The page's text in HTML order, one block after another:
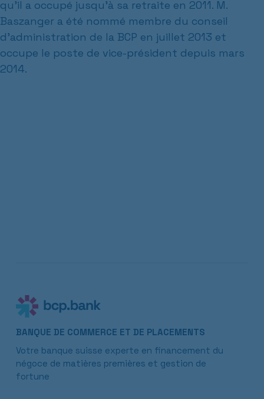
qu'il a occupé jusqu'à sa retraite en 2011. M.
Baszanger a été nommé membre du conseil
d'administration de la BCP en juillet 2013 et
occupe le poste de vice-président depuis mars
2014.
BANQUE DE COMMERCE ET DE PLACEMENTS
Votre banque suisse experte en financement du
négoce de matières premières et gestion de
fortune